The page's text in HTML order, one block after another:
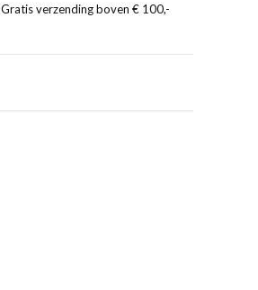
Gratis verzending boven € 100,-